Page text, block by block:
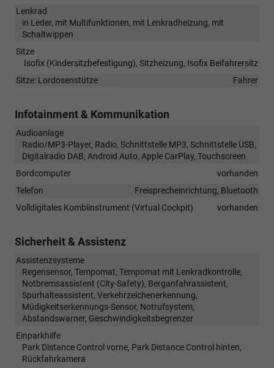
Lenkrad
in Leder, mit Multifunktionen, mit Lenkradheizung, mit
Schaltwippen
Sitze
Isofix (Kindersitzbefestigung), Sitzheizung, Isofix Beifahrersitz
Sitze: Lordosenstütze
Fahrer
Infotainment & Kommunikation
Audioanlage
Radio/MP3-Player, Radio, Schnittstelle MP3, Schnittstelle USB,
Digitalradio DAB, Android Auto, Apple CarPlay, Touchscreen
Bordcomputer
vorhanden
Telefon
Freisprecheinrichtung, Bluetooth
Volldigitales Kombiinstrument (Virtual Cockpit)
vorhanden
Sicherheit & Assistenz
Assistenzsysteme
Regensensor, Tempomat, Tempomat mit Lenkradkontrolle,
Notbremsassistent (City-Safety), Berganfahrassistent,
Spurhalteassistent, Verkehrzeichenerkennung,
Müdigkeitserkennungs-Sensor, Notrufsystem,
Abstandswarner, Geschwindigkeitsbegrenzer
Einparkhilfe
Park Distance Control vorne, Park Distance Control hinten,
Rückfahrkamera